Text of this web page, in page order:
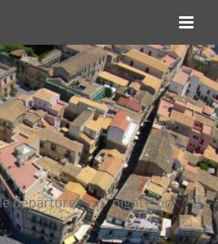
departure=”on” night=”on”